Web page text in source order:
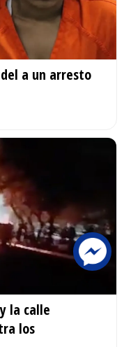
a un arresto
la calle
los